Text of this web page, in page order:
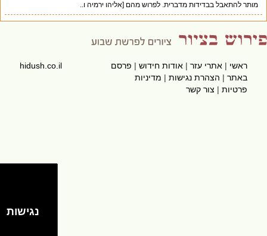
מותר להתאבל בבדידות מדברית. לפרוש מהם [אליהו ירמיה ו..
ראשי|אתרי עזר|אודות חידוש|פרסם
באתר|הצהרת נגישות|מדיניות
פרטיות|צור קשר
hidush.co.il
נגישות